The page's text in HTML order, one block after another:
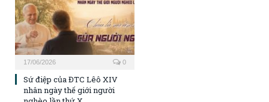
17/06/2026 0
Sứ điệp của ĐTC Lêô XIV
nhân ngày thế giới người